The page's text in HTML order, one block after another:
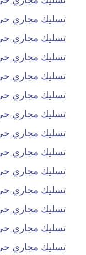
تسليك مجاري
تسليك مجاري
تسليك مجاري
تسليك مجاري حي
تسليك مجاري
تسليك مجاري
تسليك مجاري
تسليك مجاري
تسليك مجاري حي
تسليك مجاري
تسليك مجاري
تسليك مجاري
تسليك مجاري حي